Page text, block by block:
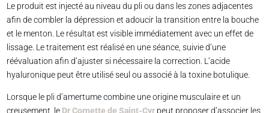
Le produit est injecté au niveau du pli ou dans les zones adjacentes
afin de combler la dépression et adoucir la transition entre la bouche
et le menton. Le résultat est visible immédiatement avec un effet de
lissage. Le traitement est réalisé en une séance, suivie d’une
réévaluation afin d’ajuster si nécessaire la correction. L’acide
hyaluronique peut être utilisé seul ou associé à la toxine botulique.
Lorsque le pli d’amertume combine une origine musculaire et un
creusement, le Dr Cornette de Saint-Cyr peut proposer d’associer les